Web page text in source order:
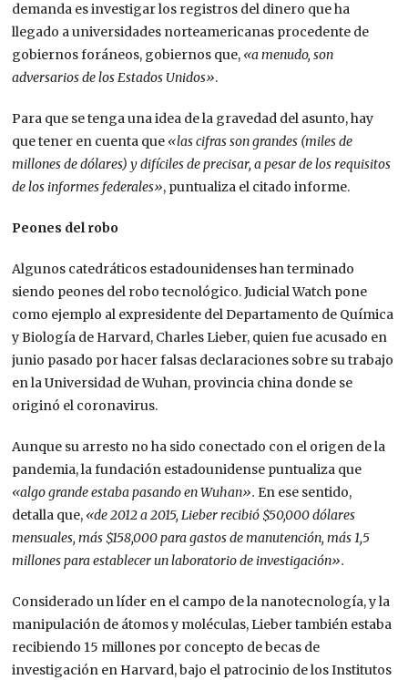
demanda es investigar los registros del dinero que ha
llegado a universidades norteamericanas procedente de
gobiernos foráneos, gobiernos que, «a menudo, son
adversarios de los Estados Unidos».
Para que se tenga una idea de la gravedad del asunto, hay
que tener en cuenta que «las cifras son grandes (miles de
millones de dólares) y difíciles de precisar, a pesar de los requisitos
de los informes federales», puntualiza el citado informe.
Peones del robo
Algunos catedráticos estadounidenses han terminado
siendo peones del robo tecnológico. Judicial Watch pone
como ejemplo al expresidente del Departamento de Química
y Biología de Harvard, Charles Lieber, quien fue acusado en
junio pasado por hacer falsas declaraciones sobre su trabajo
en la Universidad de Wuhan, provincia china donde se
originó el coronavirus.
Aunque su arresto no ha sido conectado con el origen de la
pandemia, la fundación estadounidense puntualiza que
«algo grande estaba pasando en Wuhan». En ese sentido,
detalla que, «de 2012 a 2015, Lieber recibió $50,000 dólares
mensuales, más $158,000 para gastos de manutención, más 1,5
millones para establecer un laboratorio de investigación».
Considerado un líder en el campo de la nanotecnología, y la
manipulación de átomos y moléculas, Lieber también estaba
recibiendo 15 millones por concepto de becas de
investigación en Harvard, bajo el patrocinio de los Institutos